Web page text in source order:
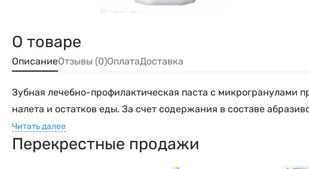
О товаре
ОписаниеОтзывы (0)ОплатаДоставка
Зубная лечебно-профилактическая паста с микрогранулами
налета и остатков еды. За счет содержания в составе
Читать далее
Перекрестные продажи